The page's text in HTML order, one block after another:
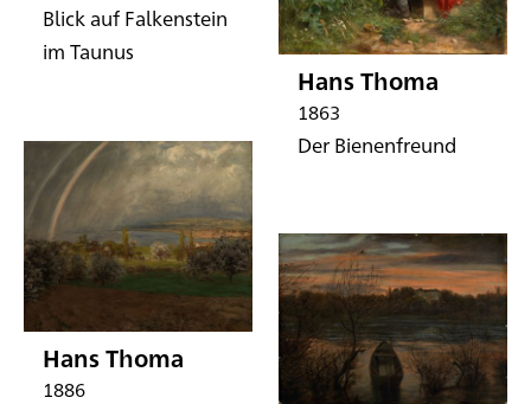
Blick auf Falkenstein
im Taunus
Hans Thoma
1863
Der Bienenfreund
Hans Thoma
1886